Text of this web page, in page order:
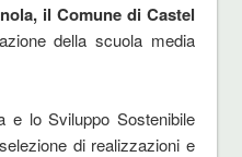
il Comune di Castel
della scuola media
e lo Sviluppo Sostenibile
di realizzazioni e